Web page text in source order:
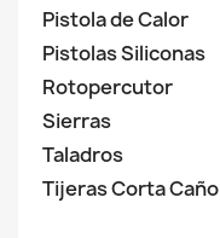
Pistola de Calor
Pistolas Siliconas
Rotopercutor
Sierras
Taladros
Tijeras Corta Caño